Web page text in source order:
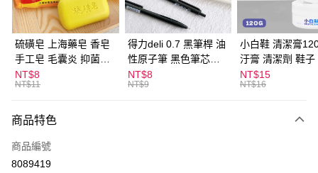
街口支付
悠遊付
ATM付款
全家取貨付款
每筆NT$60，滿NT$599(含以上)免運費
付款後全家取貨
硫磺皂 上海藥皂 香皂
手工皂 毛囊炎 抑菌除
蟎 清潔護膚 去油去痘
寵物皮膚病 狗狗貓咪
NT$8
NT$11
得力deli 0.7 黑筆桿 油
性原子筆 黑色筆芯
S304
NT$8
NT$9
小白鞋 清潔膏
汙膏 清潔劑 鞋子
漬 白皮鞋 鞋油
NT$15
NT$16
商品特色
商品編號
8089419